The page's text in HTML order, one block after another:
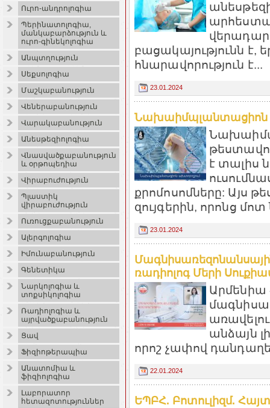
Ուրո-անդրոլոգիա
Պերինատոլոգիա,
մանկաբարձություն և
ուրո-գինեկոլոգիա
Անպտղություն
Սեքսոլոգիա
Մաշկաբանություն
Վեներաբանություն
Վարակաբանություն
Անեսթեզիոլոգիա
Վնասվածքաբանություն
և օրթոպեդիա
Վիրաբուժություն
Պլաստիկ
վիրաբուժություն
Ուռուցքաբանություն
Ալերգոլոգիա
Իմունաբանություն
Գենետիկա
Նարկոլոգիա և
տոքսիկոլոգիա
Ռադիոլոգիա և
այրվածքաբանություն
Ցավ
Ֆիզիոթերապիա
Անատոմիա և
ֆիզիոլոգիա
Լաբորատոր
հետազոտություններ
բացակայությունն է,
հնարավորություն է...
23.01.2024
Նախաիմպլանտացիոն
է տալիս
քրոմոսոմները: Այս
զույգերին, որոնց
23.01.2024
ռադիոլոգ Մերի
Արմենիա
անձայն
որոշ չափով
22.01.2024
ԵՊԲՀ. Բոտուլիզմ.